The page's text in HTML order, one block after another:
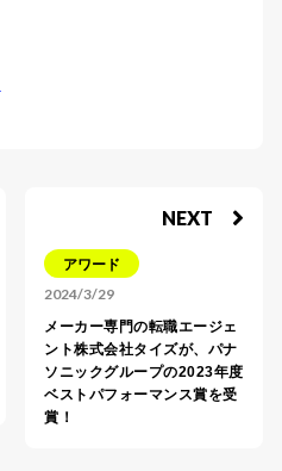
NEXT
アワード
2024/3/29
メーカー専門の転職エージェ
ント株式会社タイズが、パナ
ソニックグループの2023年度
ベストパフォーマンス賞を受
賞！